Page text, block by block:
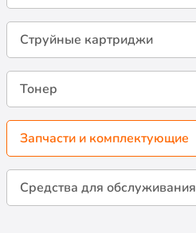
Струйные картриджи
Тонер
Запчасти и комплектующие
Средства для